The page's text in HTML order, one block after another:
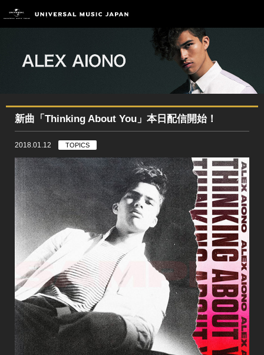
新曲「Thinking About You」本日配信開始！
2018.01.12 TOPICS